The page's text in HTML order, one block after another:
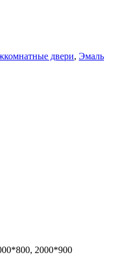
двери, Эмаль
2000*900